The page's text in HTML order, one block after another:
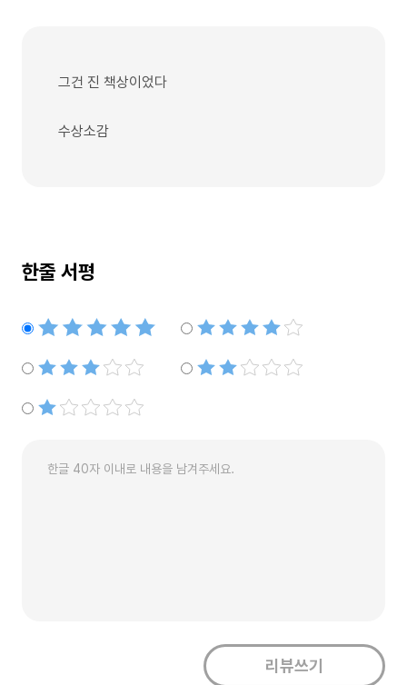
그건 진 책상이었다
수상소감
한줄 서평
별점5개 별점4개
별점3개 별점2개
별점1개